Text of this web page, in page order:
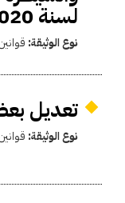
لسنة 2020
نوع الوثيقة:
تعديل بعض
نوع الوثيقة: